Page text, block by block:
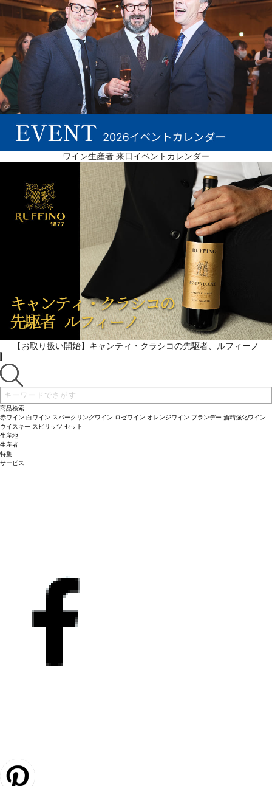
ワイン生産者 来日イベントカレンダー
【お取り扱い開始】キャンティ・クラシコの先駆者、ルフィーノ
商品検索
赤ワイン 白ワイン スパークリングワイン ロゼワイン オレンジワイン ブランデー 酒精強化ワイン
ウイスキー スピリッツ セット
生産地
生産者
特集
サービス